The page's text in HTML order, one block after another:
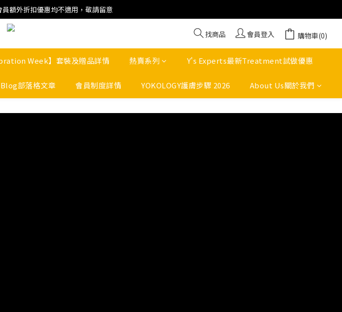
額外折扣優惠均不適用，敬請留意
找商品 會員登入 購物車(0)
Week】套裝及贈品詳情 熱賣系列 Y's Experts最新Treatment試做優惠
部落格文章 會員制度詳情 YOKOLOGY護膚步驟 2026 About Us關於我們